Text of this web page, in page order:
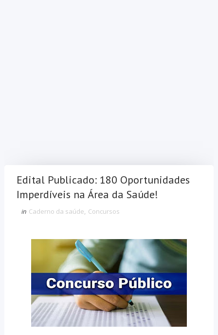
Edital Publicado: 180 Oportunidades
Imperdíveis na Área da Saúde!
in Caderno da saúde, Concursos